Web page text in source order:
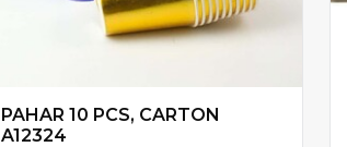
PAHAR 10 PCS, CARTON
A12324